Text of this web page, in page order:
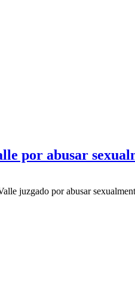
por abusar
juzgado por abusar